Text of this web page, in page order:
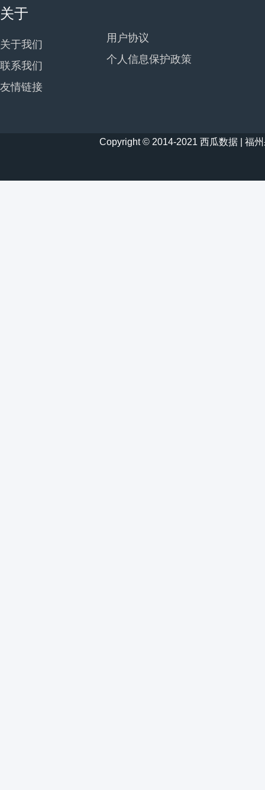
关于
关于我们
联系我们
友情链接
用户协议
个人信息保护政策
Copyright © 2014-2021 西瓜数据 | 福